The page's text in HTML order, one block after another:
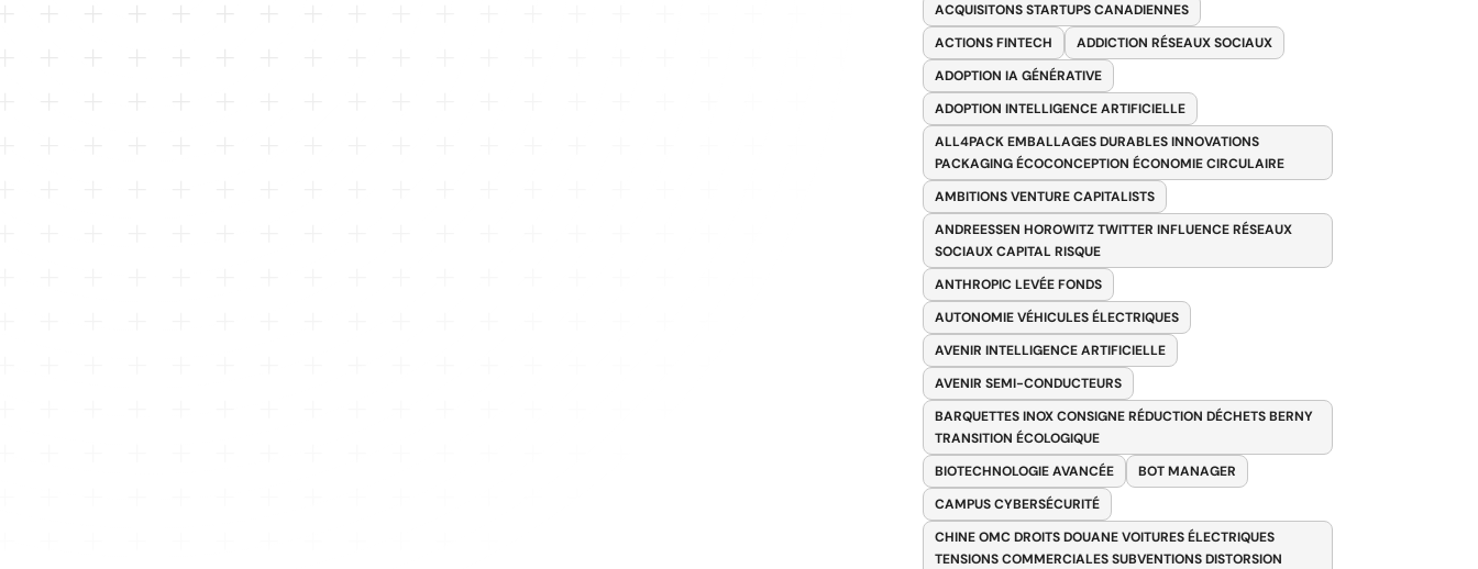
ACQUISITONS STARTUPS CANADIENNES
ACTIONS FINTECH
ADDICTION RÉSEAUX SOCIAUX
ADOPTION IA GÉNÉRATIVE
ADOPTION INTELLIGENCE ARTIFICIELLE
ALL4PACK EMBALLAGES DURABLES INNOVATIONS
PACKAGING ÉCOCONCEPTION ÉCONOMIE CIRCULAIRE
AMBITIONS VENTURE CAPITALISTS
ANDREESSEN HOROWITZ TWITTER INFLUENCE RÉSEAUX
SOCIAUX CAPITAL RISQUE
ANTHROPIC LEVÉE FONDS
AUTONOMIE VÉHICULES ÉLECTRIQUES
AVENIR INTELLIGENCE ARTIFICIELLE
AVENIR SEMI-CONDUCTEURS
BARQUETTES INOX CONSIGNE RÉDUCTION DÉCHETS BERNY
TRANSITION ÉCOLOGIQUE
BIOTECHNOLOGIE AVANCÉE
BOT MANAGER
CAMPUS CYBERSÉCURITÉ
CHINE OMC DROITS DOUANE VOITURES ÉLECTRIQUES
TENSIONS COMMERCIALES SUBVENTIONS DISTORSION